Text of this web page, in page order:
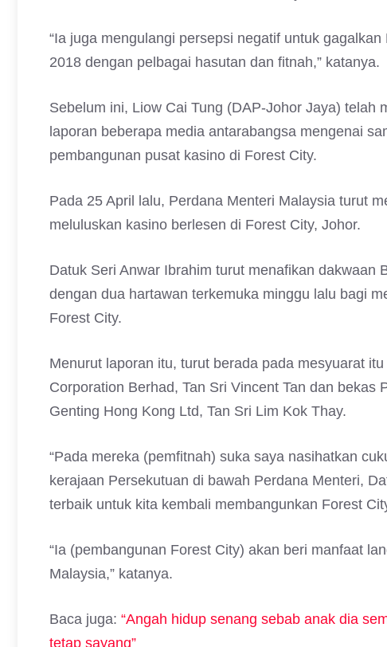
“Ia juga mengulangi persepsi negatif untuk
2018 dengan pelbagai hasutan dan fitnah,” katanya.
Sebelum ini, Liow Cai Tung (DAP-Johor Jaya) telah
laporan beberapa media antarabangsa mengenai
pembangunan pusat kasino di Forest City.
Pada 25 April lalu, Perdana Menteri Malaysia turut
meluluskan kasino berlesen di Forest City, Johor.
Datuk Seri Anwar Ibrahim turut menafikan dakwaan
dengan dua hartawan terkemuka minggu lalu bagi
Forest City.
Menurut laporan itu, turut berada pada mesyuarat
Corporation Berhad, Tan Sri Vincent Tan dan
Genting Hong Kong Ltd, Tan Sri Lim Kok Thay.
“Pada mereka (pemfitnah) suka saya nasihatkan
kerajaan Persekutuan di bawah Perdana Menteri,
terbaik untuk kita kembali membangunkan Forest
“Ia (pembangunan Forest City) akan beri manfaat
Malaysia,” katanya.
Baca juga: “Angah hidup senang sebab anak dia
tetap sayang”